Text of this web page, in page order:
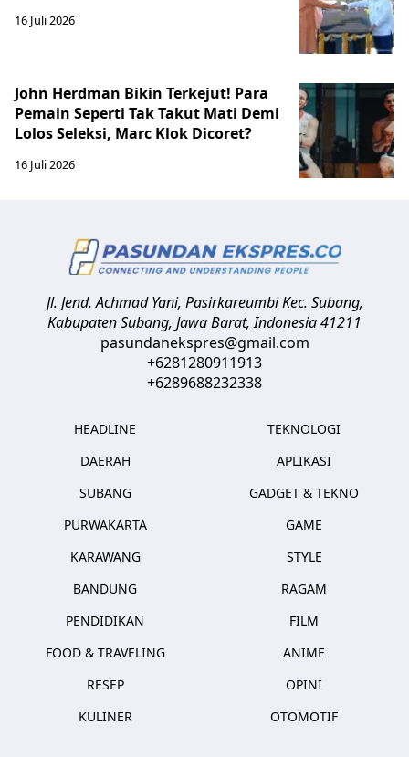
16 Juli 2026
John Herdman Bikin Terkejut! Para
Pemain Seperti Tak Takut Mati Demi
Lolos Seleksi, Marc Klok Dicoret?
16 Juli 2026
Jl. Jend. Achmad Yani, Pasirkareumbi Kec. Subang,
Kabupaten Subang, Jawa Barat,Indonesia41211
pasundanekspres@gmail.com
+6281280911913
+6289688232338
HEADLINE
DAERAH
SUBANG
PURWAKARTA
KARAWANG
BANDUNG
PENDIDIKAN
FOOD & TRAVELING
RESEP
KULINER
TEKNOLOGI
APLIKASI
GADGET & TEKNO
GAME
STYLE
RAGAM
FILM
ANIME
OPINI
OTOMOTIF